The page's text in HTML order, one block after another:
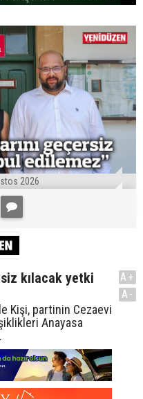
2026
kılacak yetki
Kişi, partinin Cezaevi
Anayasa
A+
A-